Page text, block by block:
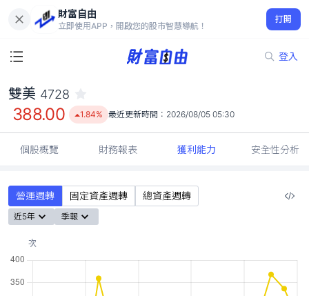
財富自由
立即使用APP，開啟您的股市智慧導航！
打開
登入
388.00
1.84%
雙美 4728
388.00 1.84% 最近更新時間： 2026/08/05 05:30
個股概覽 財務報表 獲利能力 安全性分析
營運週轉 固定資產週轉 總資產週轉
近5年 季報